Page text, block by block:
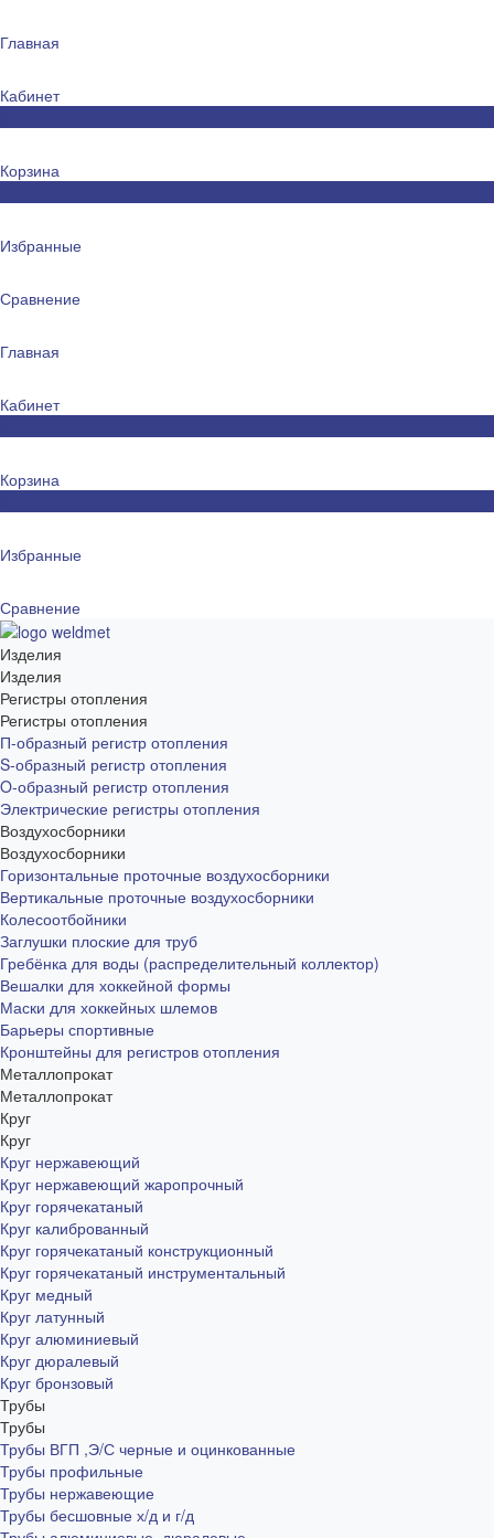
Главная
Кабинет
Корзина
Избранные
Сравнение
Главная
Кабинет
Корзина
Избранные
Сравнение
Изделия
Изделия
Регистры отопления
Регистры отопления
П-образный регистр отопления
S-образный регистр отопления
O-образный регистр отопления
Электрические регистры отопления
Воздухосборники
Воздухосборники
Горизонтальные проточные воздухосборники
Вертикальные проточные воздухосборники
Колесоотбойники
Заглушки плоские для труб
Гребёнка для воды (распределительный коллектор)
Вешалки для хоккейной формы
Маски для хоккейных шлемов
Барьеры спортивные
Кронштейны для регистров отопления
Металлопрокат
Металлопрокат
Круг
Круг
Круг нержавеющий
Круг нержавеющий жаропрочный
Круг горячекатаный
Круг калиброванный
Круг горячекатаный конструкционный
Круг горячекатаный инструментальный
Круг медный
Круг латунный
Круг алюминиевый
Круг дюралевый
Круг бронзовый
Трубы
Трубы
Трубы ВГП ,Э/С черные и оцинкованные
Трубы профильные
Трубы нержавеющие
Трубы бесшовные х/д и г/д